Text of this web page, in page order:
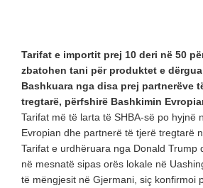
Tarifat e importit prej 10 deri në 50
zbatohen tani për produktet e
Bashkuara nga disa prej partnerëve
tregtarë, përfshirë Bashkimin
Tarifat më të larta të SHBA-së po hyjnë
Evropian dhe partnerë të tjerë tregtarë
Tarifat e urdhëruara nga Donald Trump
në mesnatë sipas orës lokale në
të mëngjesit në Gjermani, siç konfirmoi